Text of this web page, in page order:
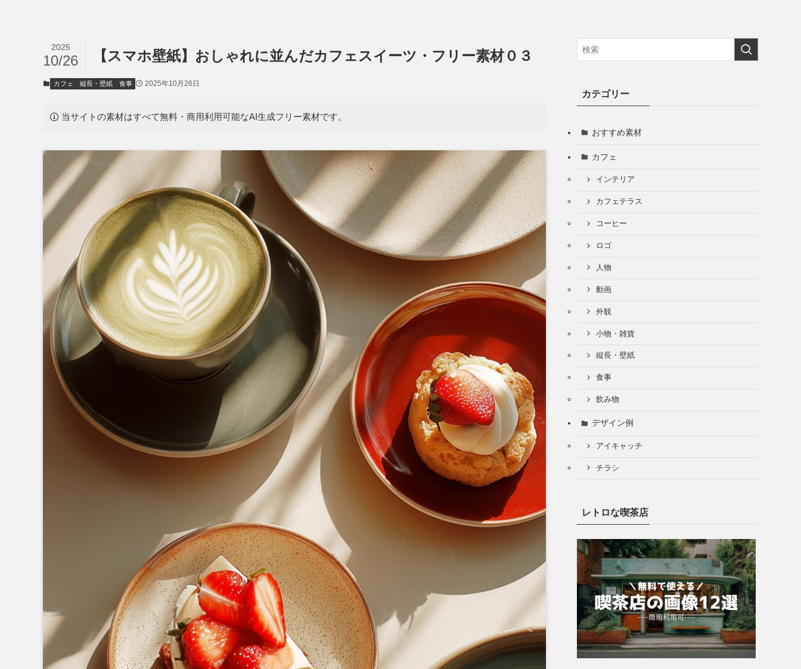
【スマホ壁紙】おしゃれに並んだカフェスイーツ・フリー素材０３
2025
10/26
カフェ 縦長・壁紙 食事 2025年10月26日
当サイトの素材はすべて無料・商用利用可能なAI生成フリー素材です。
カテゴリー
おすすめ素材
カフェ
インテリア
カフェテラス
コーヒー
ロゴ
人物
動画
外観
小物・雑貨
縦長・壁紙
食事
飲み物
デザイン例
アイキャッチ
チラシ
レトロな喫茶店